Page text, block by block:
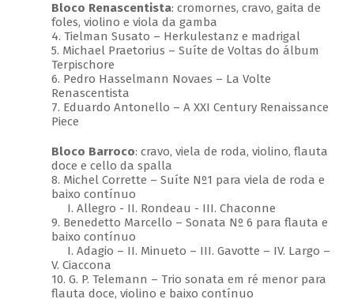
Bloco Renascentista: cromornes, cravo, gaita de
foles, violino e viola da gamba
4. Tielman Susato – Herkulestanz e madrigal
5. Michael Praetorius – Suíte de Voltas do álbum
Terpischore
6. Pedro Hasselmann Novaes – La Volte
Renascentista
7. Eduardo Antonello – A XXI Century Renaissance
Piece
Bloco Barroco: cravo, viela de roda, violino, flauta
doce e cello da spalla
8. Michel Corrette – Suíte Nº1 para viela de roda e
baixo contínuo
I. Allegro - II. Rondeau - III. Chaconne
9. Benedetto Marcello – Sonata Nº 6 para flauta e
baixo contínuo
I. Adagio – II. Minueto – III. Gavotte – IV. Largo –
V. Ciaccona
10. G. P. Telemann – Trio sonata em ré menor para
flauta doce, violino e baixo contínuo